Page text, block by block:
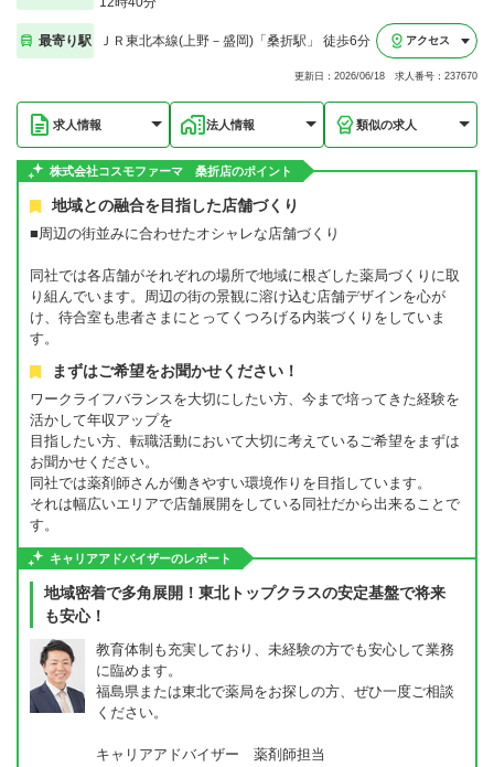
最寄り駅 ＪＲ東北本線(上野－盛岡)「桑折駅」 徒歩6分 アクセス
更新日：2026/06/18 求人番号：237670
求人情報 法人情報 類似の求人
株式会社コスモファーマ 桑折店のポイント
地域との融合を目指した店舗づくり
■周辺の街並みに合わせたオシャレな店舗づくり
同社では各店舗がそれぞれの場所で地域に根ざした薬局づくりに取
り組んでいます。周辺の街の景観に溶け込む店舗デザインを心が
け、待合室も患者さまにとってくつろげる内装づくりをしていま
す。
まずはご希望をお聞かせください！
ワークライフバランスを大切にしたい方、今まで培ってきた経験を
活かして年収アップを
目指したい方、転職活動において大切に考えているご希望をまずは
お聞かせください。
同社では薬剤師さんが働きやすい環境作りを目指しています。
それは幅広いエリアで店舗展開をしている同社だから出来ることで
す。
キャリアアドバイザーのレポート
地域密着で多角展開！東北トップクラスの安定基盤で将来
も安心！
教育体制も充実しており、未経験の方でも安心して業務
に臨めます。
福島県または東北で薬局をお探しの方、ぜひ一度ご相談
ください。
キャリアアドバイザー 薬剤師担当